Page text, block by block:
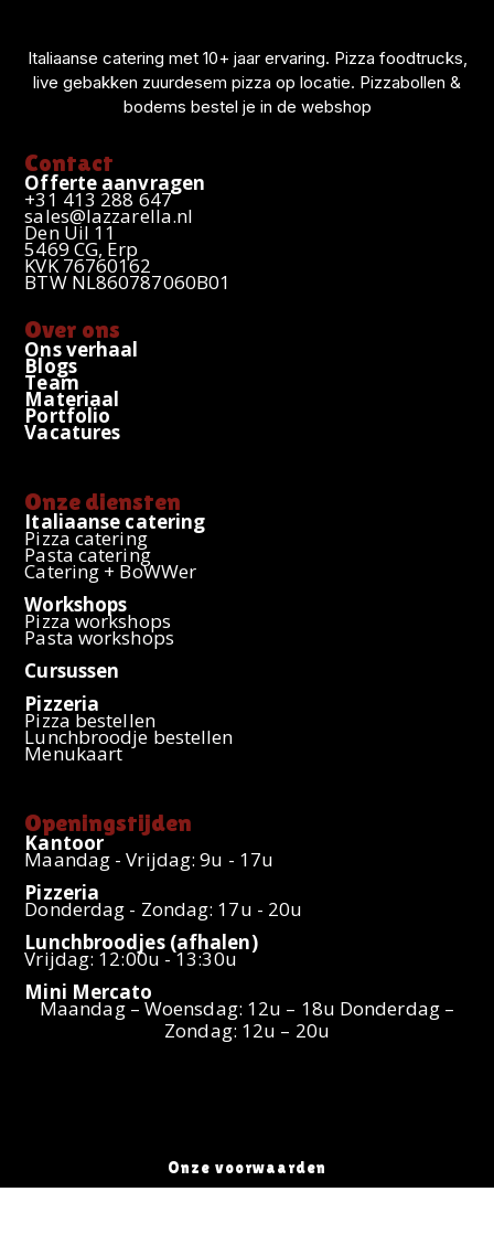
o
o
g
r
a
b
e
d
i
n
a
p
Italiaanse catering met 10+ jaar ervaring. Pizza foodtrucks,
live gebakken zuurdesem pizza op locatie. Pizzabollen &
bodems bestel je in de webshop
Contact
Offerte aanvragen
+31 413 288 647
sales@lazzarella.nl
Den Uil 11
5469 CG, Erp
KVK 76760162
BTW NL860787060B01
Over ons
Ons verhaal
Blogs
Team
Materiaal
Portfolio
Vacatures
Onze diensten
Italiaanse catering
Pizza catering
Pasta catering
Catering + BoWWer
Workshops
Pizza workshops
Pasta workshops
Cursussen
Pizzeria
Pizza bestellen
Lunchbroodje bestellen
Menukaart
Openingstijden
Kantoor
Maandag - Vrijdag: 9u - 17u
Pizzeria
Donderdag - Zondag: 17u - 20u
Lunchbroodjes (afhalen)
Vrijdag: 12:00u - 13:30u
Mini Mercato
Maandag – Woensdag: 12u – 18u Donderdag –
Zondag: 12u – 20u
Onze voorwaarden